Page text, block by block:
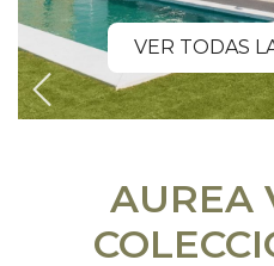
VER TODAS
Previous
AUREA